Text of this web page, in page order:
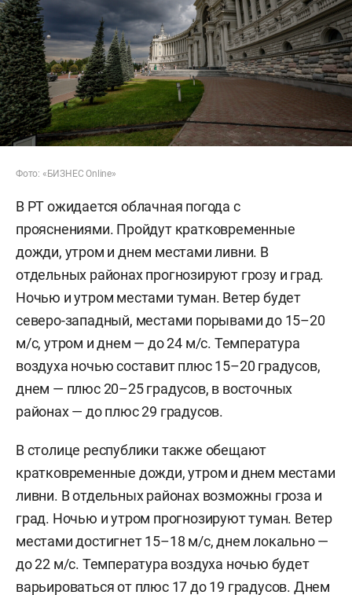
Фото: «БИЗНЕС Online»
В РТ ожидается облачная погода с
прояснениями. Пройдут кратковременные
дожди, утром и днем местами ливни. В
отдельных районах прогнозируют грозу и град.
Ночью и утром местами туман. Ветер будет
северо-западный, местами порывами до 15–20
м/c, утром и днем — до 24 м/с. Температура
воздуха ночью составит плюс 15–20 градусов,
днем — плюс 20–25 градусов, в восточных
районах — до плюс 29 градусов.
В столице республики также обещают
кратковременные дожди, утром и днем местами
ливни. В отдельных районах возможны гроза и
град. Ночью и утром прогнозируют туман. Ветер
местами достигнет 15–18 м/с, днем локально —
до 22 м/с. Температура воздуха ночью будет
варьироваться от плюс 17 до 19 градусов. Днем